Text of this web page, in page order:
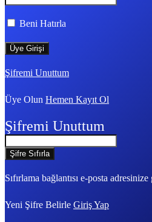
Beni Hatırla
Şifremi Unuttum
Üye Olun Hemen Kayıt Ol
Şifremi Unuttum
Sıfırlama bağlantısı e-posta
Yeni Şifre Belirle Giriş Yap